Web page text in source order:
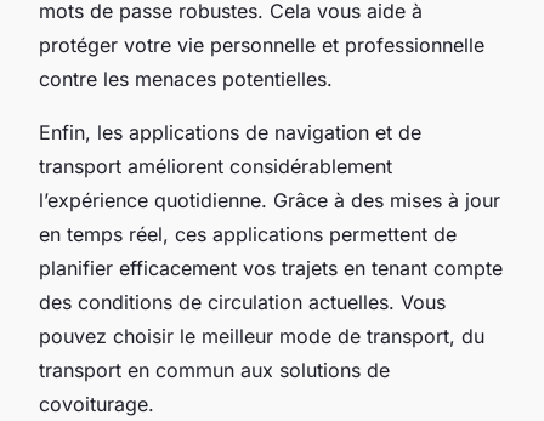
mots de passe robustes. Cela vous aide à
protéger votre vie personnelle et professionnelle
contre les menaces potentielles.
Enfin, les applications de navigation et de
transport améliorent considérablement
l’expérience quotidienne. Grâce à des mises à jour
en temps réel, ces applications permettent de
planifier efficacement vos trajets en tenant compte
des conditions de circulation actuelles. Vous
pouvez choisir le meilleur mode de transport, du
transport en commun aux solutions de
covoiturage.